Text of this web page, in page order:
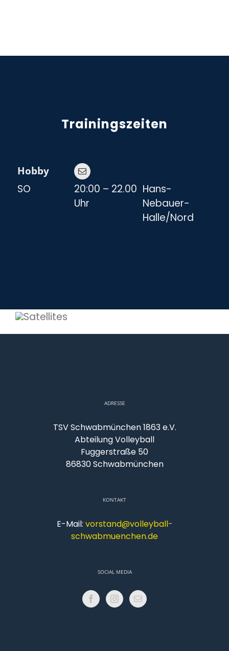
Trainingszeiten
Hobby
SO
20:00 – 22.00
Uhr
Hans-
Nebauer-
Halle/Nord
ADRESSE
TSV Schwabmünchen 1863 e.V.
Abteilung Volleyball
Fuggerstraße 50
86830 Schwabmünchen
KONTAKT
E-Mail: vorstand@volleyball-
schwabmuenchen.de
SOCIAL MEDIA